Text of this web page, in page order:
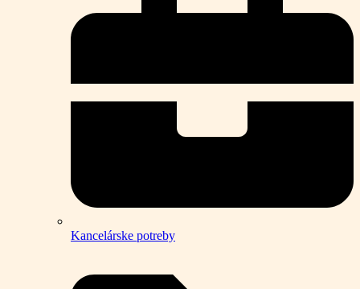
Kancelárske potreby